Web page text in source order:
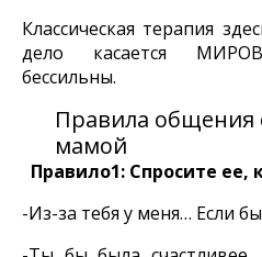
Классическая терапия
дело касается
бессильны.
Правила общения
мамой
Правило1: Спросите
-Из-за тебя у меня… Если